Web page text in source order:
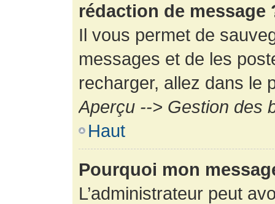
rédaction de message
Il vous permet de
messages et de les
recharger, allez dans le
Aperçu --> Gestion des
Haut
Pourquoi mon
L’administrateur peut